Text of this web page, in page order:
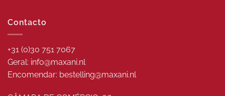
Contacto
+31 (0)30 751 7067
Geral: info@maxani.nl
Encomendar: bestelling@maxani.nl